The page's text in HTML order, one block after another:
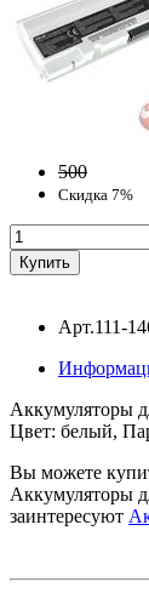
500
Скидка 7%
Арт.111-
Аккумуляторы
Цвет: белый,
Вы можете
Аккумуляторы
заинтересуют